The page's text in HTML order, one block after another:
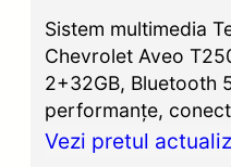
Sistem multimedia
Chevrolet Aveo
2+32GB, Bluetooth
performanțe,
Vezi pretul